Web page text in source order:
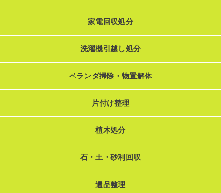
家電回収処分
洗濯機引越し処分
ベランダ掃除・物置解体
片付け整理
植木処分
石・土・砂利回収
遺品整理